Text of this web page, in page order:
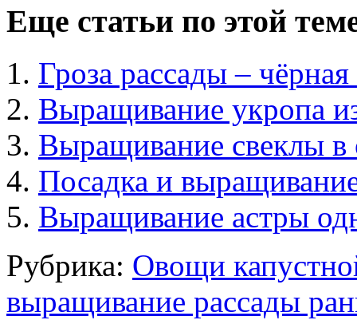
Еще статьи по этой
Гроза рассады –
Выращивание укропа
Выращивание свеклы в
Посадка и
Выращивание астры
Рубрика: Овощи
выращивание рассады